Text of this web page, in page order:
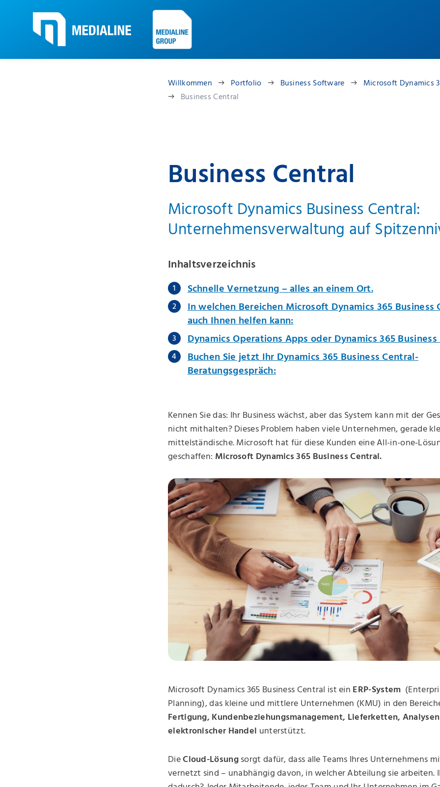
Willkommen Portfolio Business Software
Microsoft Dynamics
Business Central
Business Central
Microsoft Dynamics Business Central:
Unternehmensverwaltung auf
Inhaltsverzeichnis
Schnelle Vernetzung – alles an einem Ort.
In welchen Bereichen Microsoft Dynamics 365 Business
auch Ihnen helfen kann:
Dynamics Operations Apps oder Dynamics 365 Business
Buchen Sie jetzt Ihr Dynamics 365 Business Central-
Beratungsgespräch:
Kennen Sie das: Ihr Business wächst, aber das System kann mit der
nicht mithalten? Dieses Problem haben viele Unternehmen, gerade
mittelständische. Microsoft hat für diese Kunden eine All-in-one-
geschaffen: Microsoft Dynamics 365 Business Central.
Microsoft Dynamics 365 Business Central ist ein ERP-System
Planning), das kleine und mittlere Unternehmen (KMU) in den
Fertigung, Kundenbeziehungsmanagement, Lieferketten,
elektronischer Handel
unterstützt.
DieCloud-Lösungsorgt dafür, dass alle Teams Ihres Unternehmens
vernetzt sind – unabhängig davon, in welcher Abteilung sie arbeiten.